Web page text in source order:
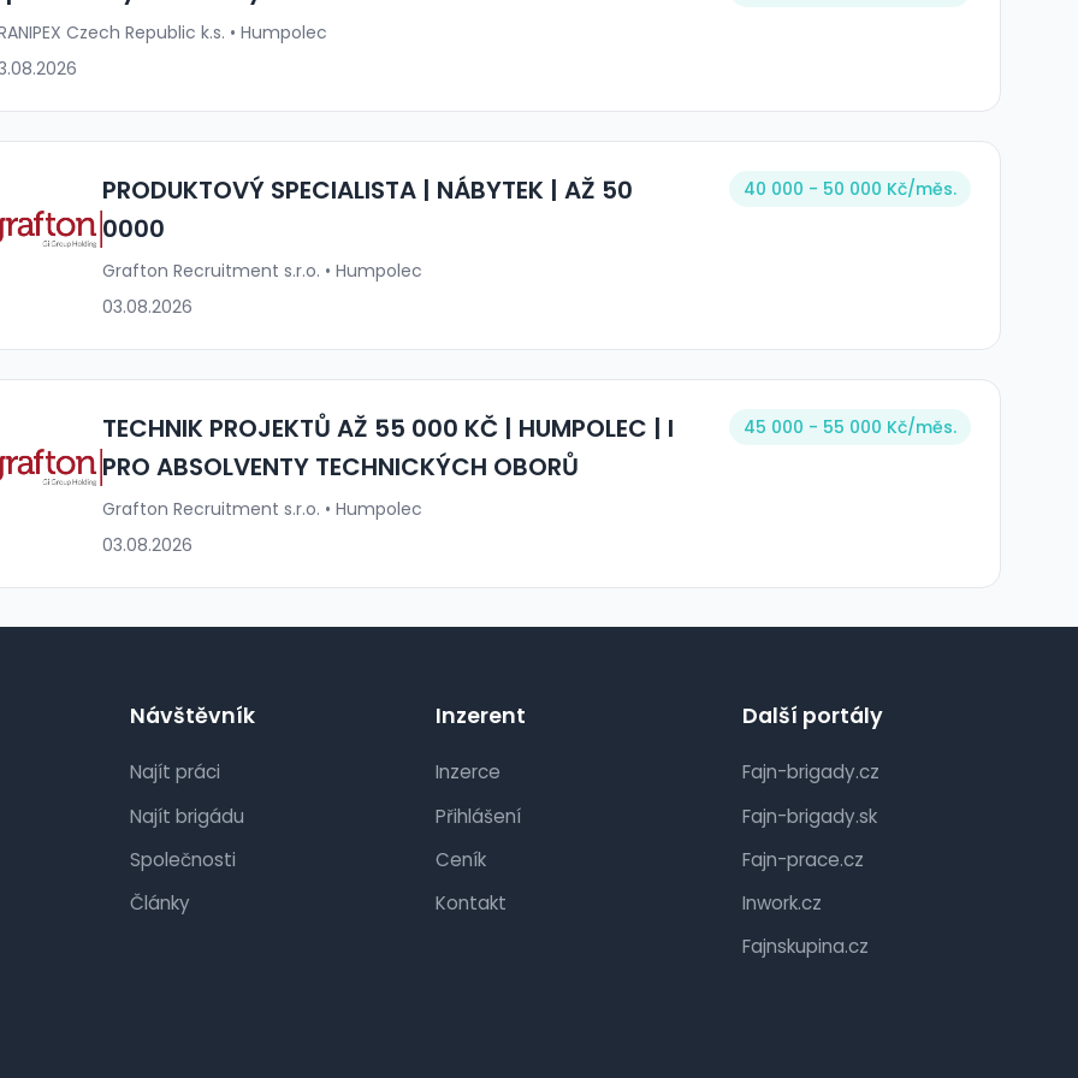
Czech Republic k.s. • Humpolec
PRODUKTOVÝ SPECIALISTA | NÁBYTEK | AŽ 50
0000
40 000 - 50 000 Kč/měs.
Grafton Recruitment s.r.o. • Humpolec
03.08.2026
TECHNIK PROJEKTŮ AŽ 55 000 KČ | HUMPOLEC | I
PRO ABSOLVENTY TECHNICKÝCH OBORŮ
45 000 - 55 000 Kč/měs.
Grafton Recruitment s.r.o. • Humpolec
03.08.2026
Návštěvník
Najít práci
Najít brigádu
Společnosti
Články
Inzerent
Inzerce
Přihlášení
Ceník
Kontakt
Další portály
Fajn-brigady.cz
Fajn-brigady.sk
Fajn-prace.cz
Inwork.cz
Fajnskupina.cz